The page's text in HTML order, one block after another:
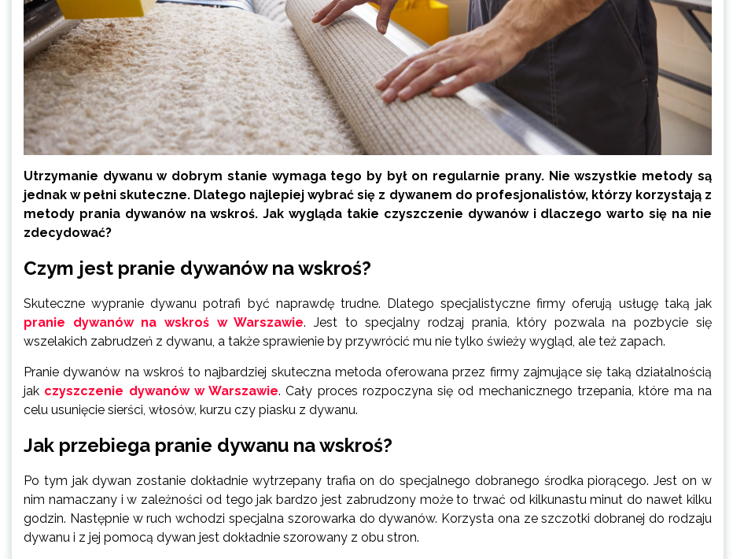
Utrzymanie dywanu w dobrym stanie wymaga tego by był on regularnie prany. Nie wszystkie metody są
jednak w pełni skuteczne. Dlatego najlepiej wybrać się z dywanem do profesjonalistów, którzy korzystają z
metody prania dywanów na wskroś. Jak wygląda takie czyszczenie dywanów i dlaczego warto się na nie
zdecydować?
Czym jest pranie dywanów na wskroś?
Skuteczne wypranie dywanu potrafi być naprawdę trudne. Dlatego specjalistyczne firmy oferują usługę taką jak
pranie dywanów na wskroś w Warszawie. Jest to specjalny rodzaj prania, który pozwala na pozbycie się
wszelakich zabrudzeń z dywanu, a także sprawienie by przywrócić mu nie tylko świeży wygląd, ale też zapach.
Pranie dywanów na wskroś to najbardziej skuteczna metoda oferowana przez firmy zajmujące się taką działalnością
jak czyszczenie dywanów w Warszawie. Cały proces rozpoczyna się od mechanicznego trzepania, które ma na
celu usunięcie sierści, włosów, kurzu czy piasku z dywanu.
Jak przebiega pranie dywanu na wskroś?
Po tym jak dywan zostanie dokładnie wytrzepany trafia on do specjalnego dobranego środka piorącego. Jest on w
nim namaczany i w zależności od tego jak bardzo jest zabrudzony może to trwać od kilkunastu minut do nawet kilku
godzin. Następnie w ruch wchodzi specjalna szorowarka do dywanów. Korzysta ona ze szczotki dobranej do rodzaju
dywanu i z jej pomocą dywan jest dokładnie szorowany z obu stron.